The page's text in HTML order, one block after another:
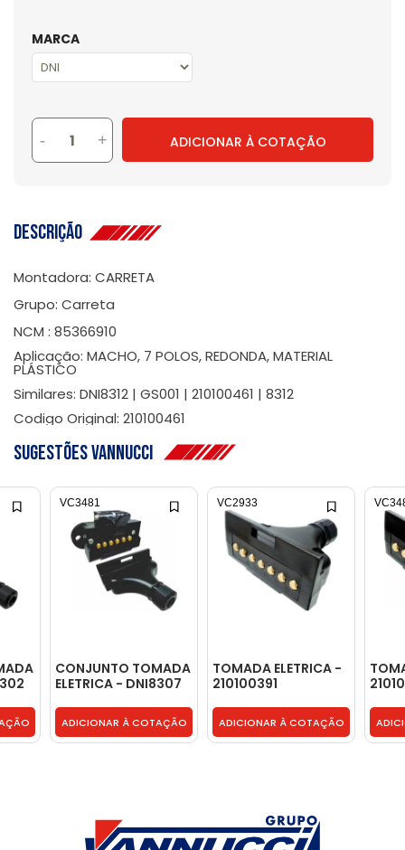
MARCA
- + ADICIONAR À COTAÇÃO
Descrição
Montadora: CARRETA
Grupo: Carreta
NCM : 85366910
Aplicação: MACHO, 7 POLOS, REDONDA, MATERIAL
PLÁSTICO
Similares: DNI8312 | GS001 | 210100461 | 8312
Codigo Original: 210100461
Sugestões Vannucci
CONJUNTO TOMADA
ELETRICA - DNI8307
ADICIONAR À COTAÇÃO
VC3481
TOMADA ELETRICA -
210100391
ADICIONAR À COTAÇÃO
VC2933